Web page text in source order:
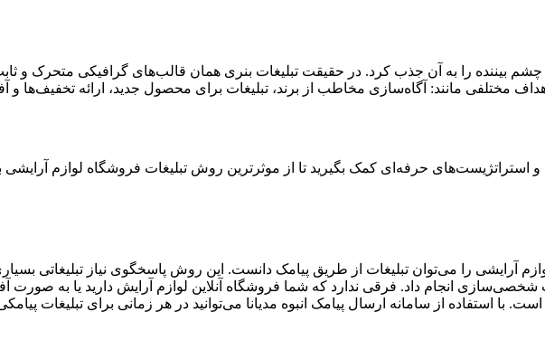
چشم بیننده را به آن جذب کرد. در حقیقت تبلیغات بنری همان قالب‌های گرافیکی متحرک و
اهداف مختلفی مانند: آگاه‌سازی مخاطب از برند، تبلیغات برای محصول جدید، ارائه
و استراتژیست‌های حرفه‌ای کمک بگیرید تا از موثرترین روش تبلیغات فروشگاه لوازم
آرایشی را می‌توان تبلیغات از طریق پیامک دانست. این روش پاسخگوی نیاز تبلیغاتی
انجام داد. فرقی ندارد که شما فروشگاه آنلاین لوازم آرایش دارید یا به صورت
استفاده از سامانه ارسال پیامک انبوه مدیانا می‌توانید در هر زمانی برای تبلیغات